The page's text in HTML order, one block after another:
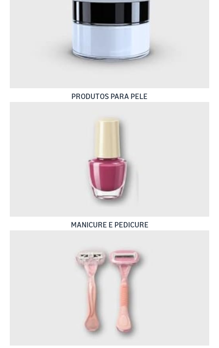
PRODUTOS PARA PELE
MANICURE E PEDICURE